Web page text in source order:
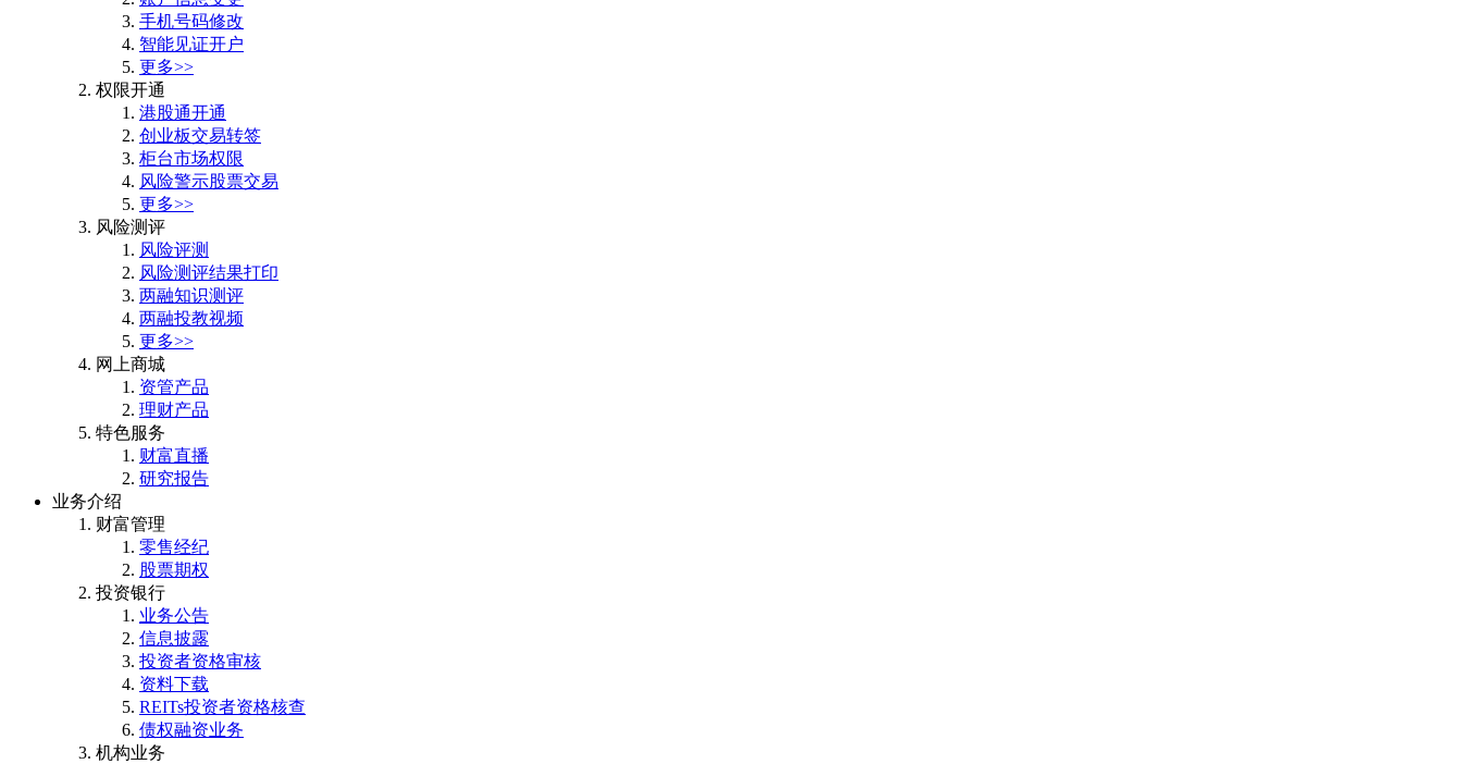
手机号码修改
智能见证开户
更多>>
权限开通
港股通开通
创业板交易转签
柜台市场权限
风险警示股票交易
更多>>
风险测评
风险评测
风险测评结果打印
两融知识测评
两融投教视频
更多>>
网上商城
资管产品
理财产品
特色服务
财富直播
研究报告
业务介绍
财富管理
零售经纪
股票期权
投资银行
业务公告
信息披露
投资者资格审核
资料下载
REITs投资者资格核查
债权融资业务
机构业务